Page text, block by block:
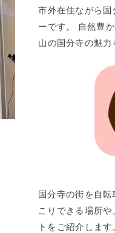
市外在住ながら国
ーです。 自然豊
山の国分寺の魅力
国分寺の街を自
こりできる場所
トをご紹介します